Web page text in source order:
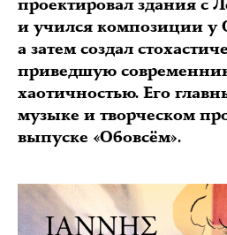
проектировал здания с
и учился композиции у
а затем создал
приведшую
хаотичностью. Его
музыке и творческом
выпуске «Обовсём».